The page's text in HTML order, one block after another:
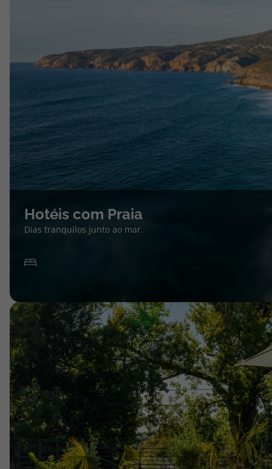
Hotéis com Praia
Dias tranquilos junto ao mar.